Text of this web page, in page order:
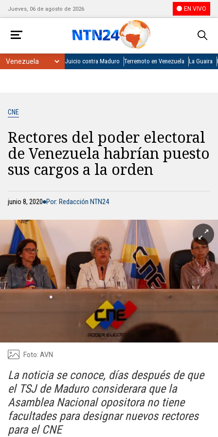
Jueves, 06 de agosto de 2026 EN VIVO
Juicio contra Maduro Terremoto en Venezuela La Guaira
CNE
Rectores del poder electoral
de Venezuela habrían puesto
sus cargos a la orden
junio 8, 2020 Por: Redacción NTN24
Foto: AVN
La noticia se conoce, días después de que
el TSJ de Maduro considerara que la
Asamblea Nacional opositora no tiene
facultades para designar nuevos rectores
para el CNE